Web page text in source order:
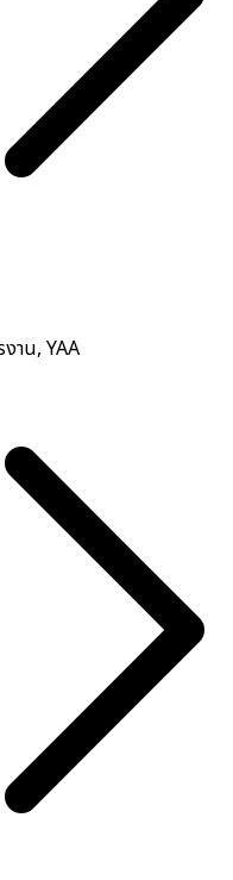
าน, YAA